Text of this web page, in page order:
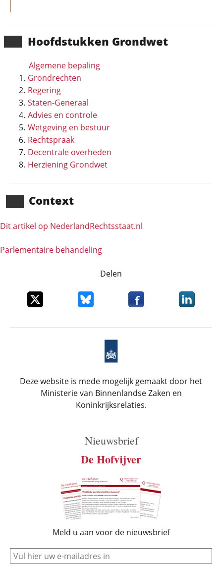
Hoofd­stukken Grondwet
Algemene bepaling
Grondrechten
Regering
Staten-Generaal
Advies en controle
Wetgeving en bestuur
Rechtspraak
Decentrale overheden
Herziening Grondwet
Context
Dit artikel op NederlandRechts­staat.nl
Parlementaire behandeling
Delen
Deel dit item op XDeel dit item op Bluesky
Deel dit item opDeel dit
Deze website is mede mogelijk gemaakt door het
Ministerie van Binnenlandse Zaken en
Koninkrijksrelaties.
Nieuwsbrief
De Hofvijver
Meld u aan voor de nieuwsbrief
e-mail